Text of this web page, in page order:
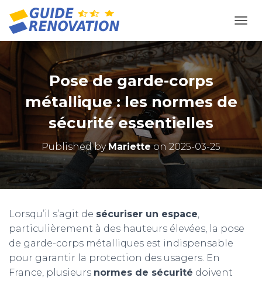
Pose de garde-corps
métallique : les normes de
sécurité essentielles
Published byMarietteon 2025-03-25
Lorsqu’il s’agit de sécuriser un espace,
particulièrement à des hauteurs élevées, la pose
de garde-corps métalliques est indispensable
pour garantir la protection des usagers. En
France, plusieurs normes de sécurité doivent